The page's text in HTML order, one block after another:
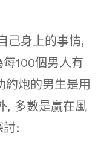
己身上的事情,
100個男人有
約炮的男生是用
, 多數是贏在風
討: